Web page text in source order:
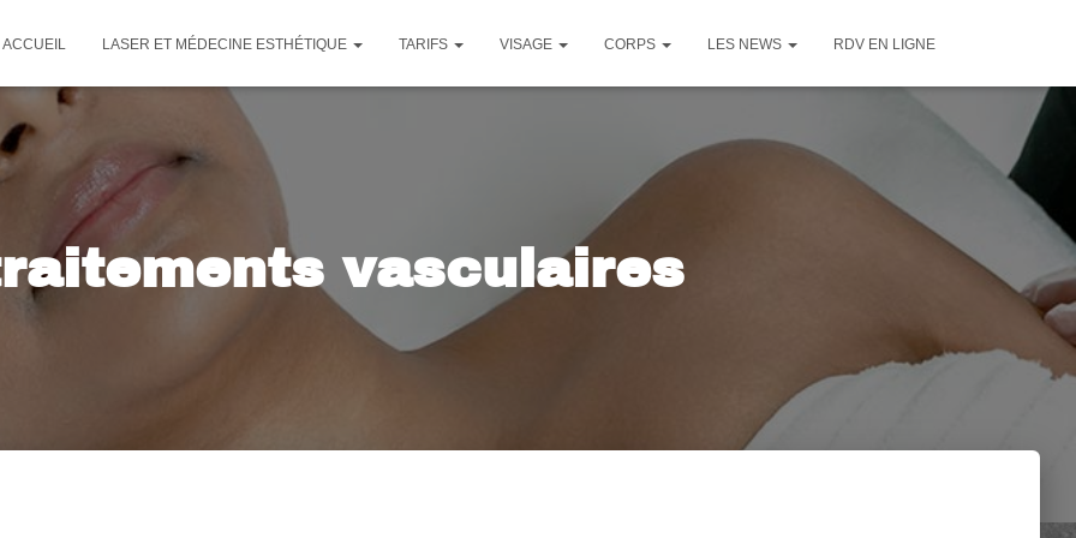
ACCUEIL LASER ET MÉDECINE ESTHÉTIQUE TARIFS VISAGE CORPS LES NEWS RDV EN LIGNE
vasculaires